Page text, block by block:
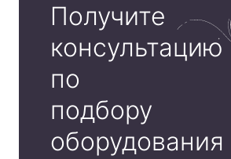
Получите
консультацию
по
подбору
оборудования